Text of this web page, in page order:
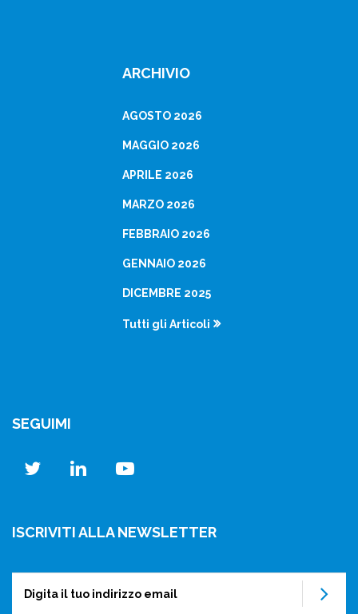
ARCHIVIO
AGOSTO 2026
MAGGIO 2026
APRILE 2026
MARZO 2026
FEBBRAIO 2026
GENNAIO 2026
DICEMBRE 2025
Tutti gli Articoli
SEGUIMI
twitterlinkedinyoutube
ISCRIVITI ALLA NEWSLETTER